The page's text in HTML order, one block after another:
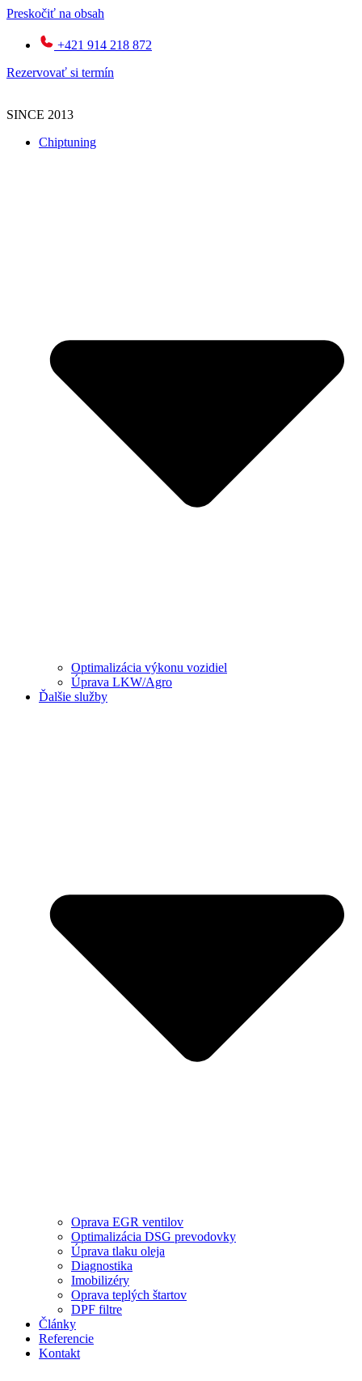
Preskočiť na obsah
+421 914 218 872
Rezervovať si termín
SINCE 2013
Chiptuning
Optimalizácia výkonu vozidiel
Úprava LKW/Agro
Ďalšie služby
Oprava EGR ventilov
Optimalizácia DSG prevodovky
Úprava tlaku oleja
Diagnostika
Imobilizéry
Oprava teplých štartov
DPF filtre
Články
Referencie
Kontakt